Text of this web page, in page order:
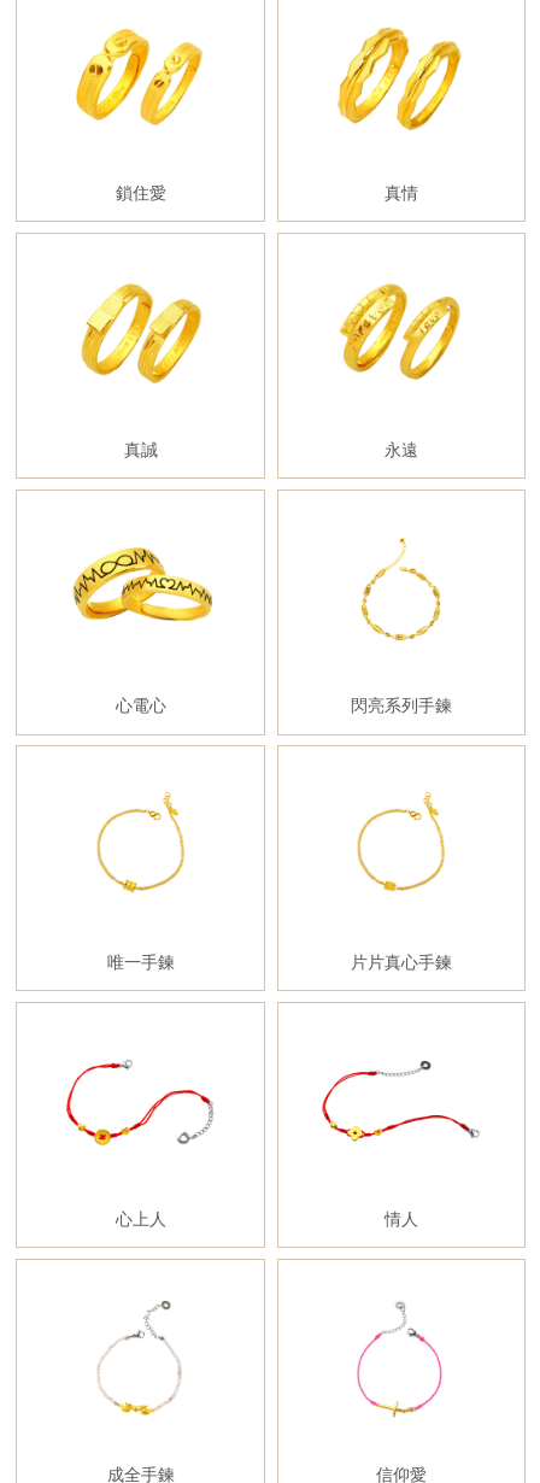
鎖住愛 真情
真誠 永遠
心電心 閃亮系列手鍊
唯一手鍊 片片真心手鍊
心上人 情人
成全手鍊 信仰愛